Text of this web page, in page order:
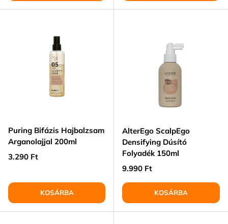
Puring Bifázis Hajbalzsam
Arganolajjal 200ml
Normál ár
3.290 Ft
KOSÁRBA
AlterEgo ScalpEgo
Densifying Dúsító
Folyadék 150ml
Normál ár
9.990 Ft
KOSÁRBA